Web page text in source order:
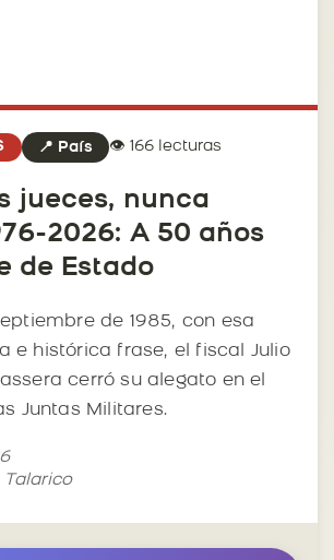
📍 País 👁️ 166 lecturas
jueces, nunca
2026: A 50 años
de Estado
de 1985, con esa
e histórica frase, el fiscal Julio
cerró su alegato en el
Juntas Militares.